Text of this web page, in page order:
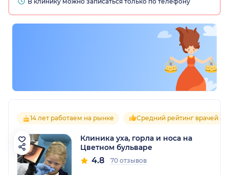
14 лет работаем на рынке Средний рейтинг врачей 4.8
Клиника уха, горла и носа на
Цветном бульваре
4.8 70 отзывов